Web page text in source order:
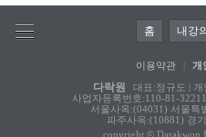
홈 내강
이용약관 개
다락원
대표:정규도 |
사업자등록번호:110-81-
서울사옥:(04031) 서울특
파주사옥:(10881) 경
copyright © Darakwon